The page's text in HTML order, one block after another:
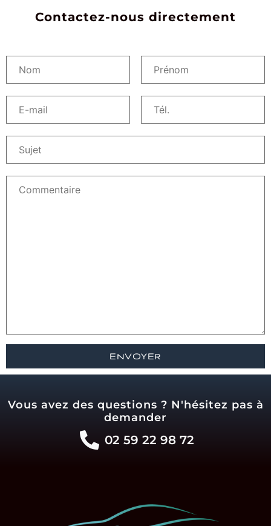
Contactez-nous directement
Vous avez des questions ? N'hésitez pas à
demander
02 59 22 98 72